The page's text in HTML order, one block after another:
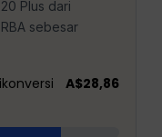
Plus dari
sebesar
A$28,86